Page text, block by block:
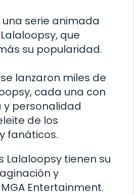
una serie animada
que
su popularidad.
lanzaron miles de
cada una con
y personalidad
de los
fanáticos.
Lalaloopsy tienen su
y
Entertainment.